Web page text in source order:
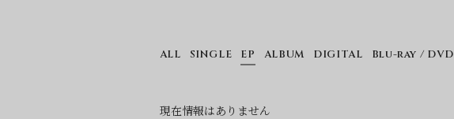
ALL SINGLE EP ALBUM DIGITAL Blu-ray / DVD
現在情報はありません